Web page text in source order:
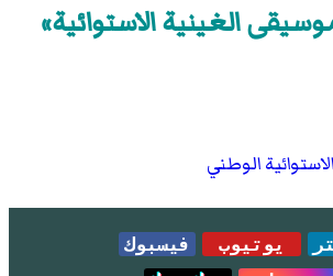
الغينية الاستوائية»
الوطني
يوتيوب
فيسبوك